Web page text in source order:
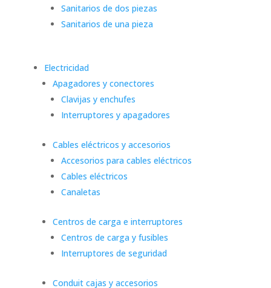
Sanitarios de dos piezas
Sanitarios de una pieza
Electricidad
Apagadores y conectores
Clavijas y enchufes
Interruptores y apagadores
Cables eléctricos y accesorios
Accesorios para cables eléctricos
Cables eléctricos
Canaletas
Centros de carga e interruptores
Centros de carga y fusibles
Interruptores de seguridad
Conduit cajas y accesorios